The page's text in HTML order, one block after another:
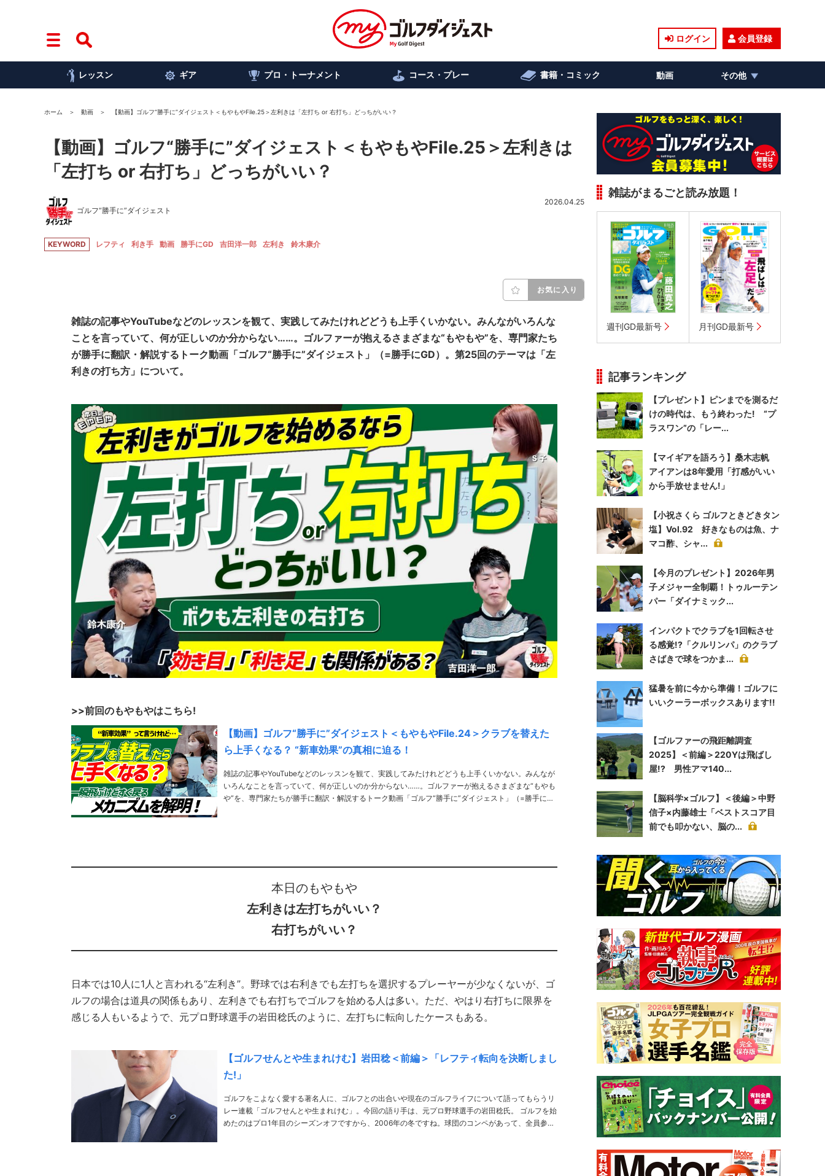
ログイン 会員登録
レッスン ギア プロ・トーナメント コース・プレー 書籍・コミック 動画 その他
ホーム 動画 【動画】ゴルフ“勝手に”ダイジェスト＜もやもやFile.25＞左利きは「左打ち or 右打ち」どっちがいい？
【動画】ゴルフ“勝手に”ダイジェスト＜もやもやFile.25＞左利きは
「左打ち or 右打ち」どっちがいい？
ゴルフ“勝手に”ダイジェスト
2026.04.25
KEYWORD レフティ 利き手 動画 勝手にGD 吉田洋一郎 左利き 鈴木康介
お気に入り
雑誌の記事やYouTubeなどのレッスンを観て、実践してみたけれどどうも上手くいかない。みんながいろんな
ことを言っていて、何が正しいのか分からない……。ゴルファーが抱えるさまざまな“もやもや”を、専門家たち
が勝手に翻訳・解説するトーク動画「ゴルフ“勝手に”ダイジェスト」（=勝手にGD）。第25回のテーマは「左
利きの打ち方」について。
>>前回のもやもやはこちら!
【動画】ゴルフ“勝手に”ダイジェスト＜もやもやFile.24＞クラブを替えた
ら上手くなる？ “新車効果”の真相に迫る！
雑誌の記事やYouTubeなどのレッスンを観て、実践してみたけれどどうも上手くいかない。みんなが
いろんなことを言っていて、何が正しいのか分からない……。ゴルファーが抱えるさまざまな“もやも
や”を、専門家たちが勝手に翻訳・解説するトーク動画「ゴルフ“勝手に”ダイジェスト」（=勝手に
本日のもやもや
左利きは左打ちがいい？
右打ちがいい？
日本では10人に1人と言われる“左利き”。野球では右利きでも左打ちを選択するプレーヤーが少なくないが、ゴ
ルフの場合は道具の関係もあり、左利きでも右打ちでゴルフを始める人は多い。ただ、やはり右打ちに限界を
感じる人もいるようで、元プロ野球選手の岩田稔氏のように、左打ちに転向したケースもある。
【ゴルフせんとや生まれけむ】岩田稔＜前編＞「レフティ転向を決断しまし
た!」
ゴルフをこよなく愛する著名人に、ゴルフとの出合いや現在のゴルフライフについて語ってもらうリ
レー連載「ゴルフせんとや生まれけむ」。今回の語り手は、元プロ野球選手の岩田稔氏。 ゴルフを始
めたのはプロ1年目のシーズンオフですから、2006年の冬ですね。球団のコンペがあって、全員参加
雑誌がまるごと読み放題！
週刊GD最新号 月刊GD最新号
記事ランキング
【プレゼント】ピンまでを測るだ
けの時代は、もう終わった! “プ
ラスワン”の「レー...
【マイギアを語ろう】桑木志帆
アイアンは8年愛用「打感がいい
から手放せません!」
【小祝さくら ゴルフときどきタン
塩】Vol.92 好きなものは魚、ナ
マコ酢、シャ...
【今月のプレゼント】2026年男
子メジャー全制覇！トゥルーテン
パー「ダイナミック...
インパクトでクラブを1回転させ
る感覚!?「クルリンパ」のクラブ
さばきで球をつかま...
猛暑を前に今から準備！ゴルフに
いいクーラーボックスあります!!
【ゴルファーの飛距離調査
2025】＜前編＞220Yは飛ばし
屋!? 男性アマ140...
【脳科学×ゴルフ】＜後編＞中野
信子×内藤雄士「ベストスコア目
前でも叩かない、脳の...